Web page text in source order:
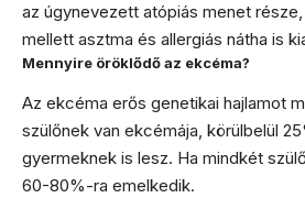
az úgynevezett atópiás menet
mellett asztma és allergiás nátha is
Mennyire öröklődő az ekcéma?
Az ekcéma erős genetikai hajlamot
szülőnek van ekcémája, körülbelül
gyermeknek is lesz. Ha mindkét
60-80%-ra emelkedik.